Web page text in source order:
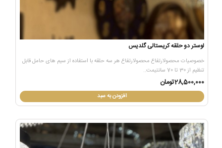
لوستر دو حلقه کریستالی گلدیس
خصوصیات محصولارتفاع محصولارتفاع هر سه حلقه با استفاده از سیم های حامل قابل
تنظیم از 30 تا 70 سانتیمت..
28,500,000تومان
افزودن به سبد